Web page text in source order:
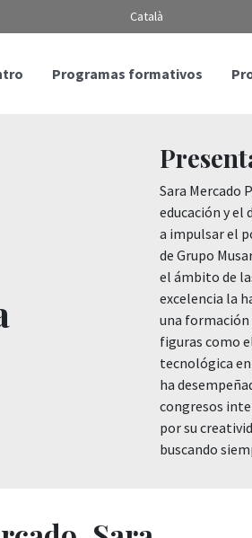
Català
Programas formativos
Sara Mercado
educación y
a impulsar el
de Grupo
el ámbito de
excelencia la
una formación
figuras como
tecnológica
ha
congresos
por su
buscando